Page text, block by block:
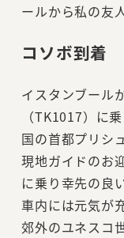
ールから私の友
コソボ到着
イスタンブール
（TK1017）に
国の首都プリシ
現地ガイドのお
に乗り幸先の良
車内には元気が
郊外のユネスコ